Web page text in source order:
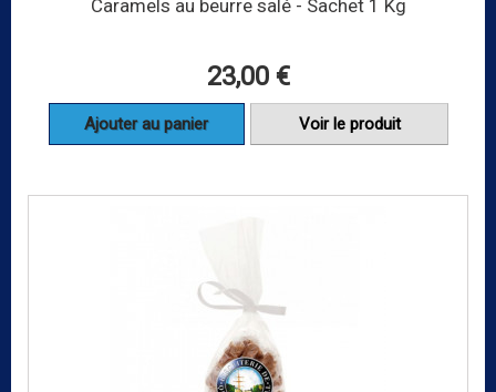
Caramels au beurre salé - Sachet 1 Kg
23,00 €
Ajouter au panier Voir le produit